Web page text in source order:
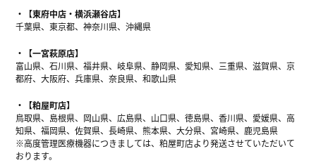
【東府中店・横浜瀬谷店】
千葉県、東京都、神奈川県、沖縄県
【一宮萩原店】
富山県、石川県、福井県、岐阜県、静岡県、愛知県、三重県、滋賀県、京
都府、大阪府、兵庫県、奈良県、和歌山県
【粕屋町店】
鳥取県、島根県、岡山県、広島県、山口県、徳島県、香川県、愛媛県、高
知県、福岡県、佐賀県、長崎県、熊本県、大分県、宮崎県、鹿児島県
※高度管理医療機器につきましては、粕屋町店より発送させていただいて
おります。